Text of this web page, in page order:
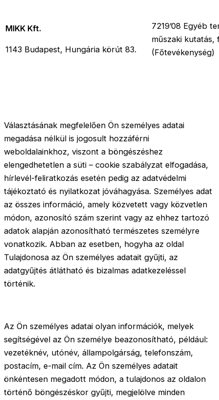
MIKK Kft.
1143 Budapest, Hungária körút 83.
7219’08 Egyéb
műszaki kutatás,
(Főtevékenység)
Választásának megfelelően Ön személyes adatai
megadása nélkül is jogosult hozzáférni
weboldalainkhoz, viszont a böngészéshez
elengedhetetlen a süti – cookie szabályzat elfogadása,
hírlevél-feliratkozás esetén pedig az adatvédelmi
tájékoztató és nyilatkozat jóváhagyása. Személyes adat
az összes információ, amely közvetett vagy közvetlen
módon, azonosító szám szerint vagy az ehhez tartozó
adatok alapján azonosítható természetes személyre
vonatkozik. Abban az esetben, hogyha az oldal
Tulajdonosa az Ön személyes adatait gyűjti, az
adatgyűjtés átlátható és bizalmas adatkezeléssel
történik.
Az Ön személyes adatai olyan információk, melyek
segítségével az Ön személye beazonosítható, például:
vezetéknév, utónév, állampolgárság, telefonszám,
postacím, e-mail cím. Az Ön személyes adatait
önkéntesen megadott módon, a tulajdonos az oldalon
történő böngészéskor gyűjti, megjelölve minden